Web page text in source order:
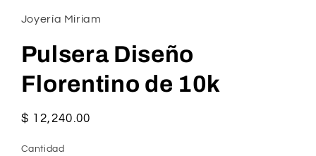
en
ventana
modal
Joyería Miriam
Pulsera Diseño
Florentino de 10k
Precio
$ 12,240.00
Cantidad